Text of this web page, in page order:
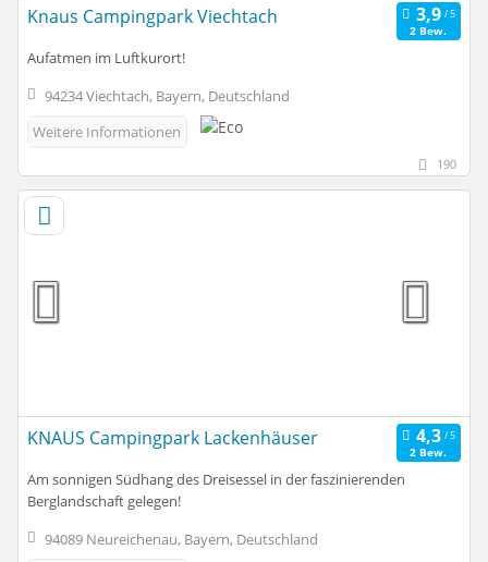
Knaus Campingpark Viechtach
2 Bew.
Aufatmen im Luftkurort!
94234 Viechtach, Bayern, Deutschland
Weitere Informationen
190
KNAUS Campingpark Lackenhäuser
2 Bew.
Am sonnigen Südhang des Dreisessel in der faszinierenden
Berglandschaft gelegen!
94089 Neureichenau, Bayern, Deutschland